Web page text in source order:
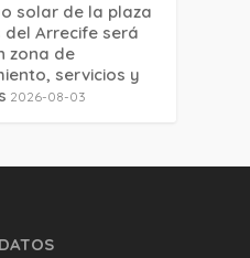
solar de la plaza
Arrecife será
zona de
servicios y
2026-08-03